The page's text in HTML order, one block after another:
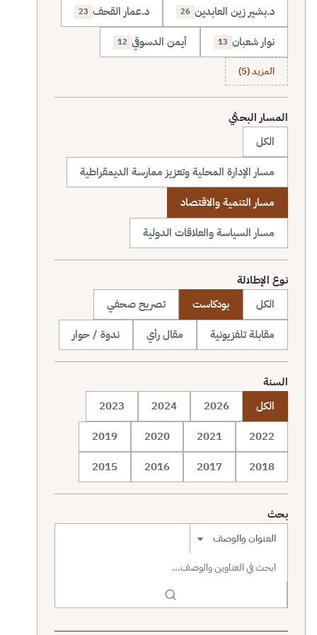
د.بشير زين العابدين 26 د.عمار القحف 23
نوار شعبان 13 أيمن الدسوقي 12
المزيد (5)
المسار البحثي
الكل
مسار الإدارة المحلية وتعزيز ممارسة الديمقراطية
مسار التنمية والاقتصاد
مسار السياسة والعلاقات الدولية
نوع الإطلالة
الكل
بودكاست
تصريح صحفي
مقابلة تلفزيونية
مقال رأي ندوة / حوار
السنة
الكل
2026
2024
2023
2022
2021
2020
2019
2018
2017
2016
2015
بحث
نطاق البحث